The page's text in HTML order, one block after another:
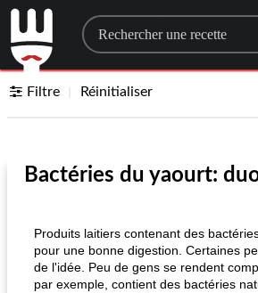
Search for a recipe
Filtre Réinitialiser
Bactéries du yaourt:
Produits laitiers contenant des
pour une bonne digestion. Certaines
de l'idée. Peu de gens se rendent
par exemple, contient des bactéries